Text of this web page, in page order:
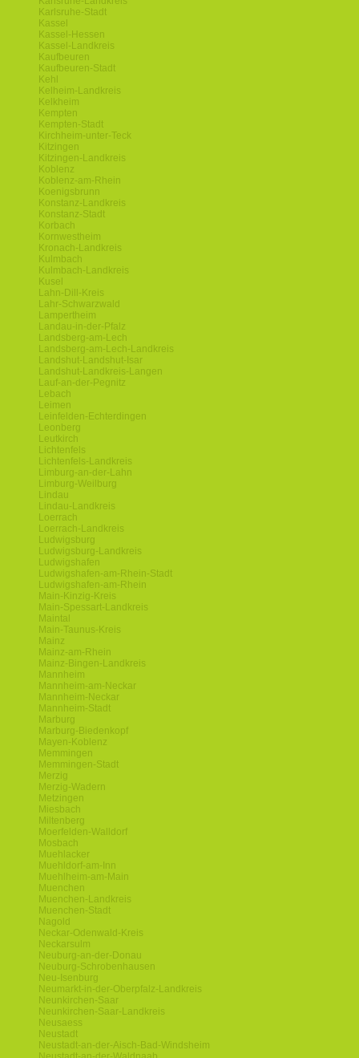
Karlsruhe-Stadt
Kassel
Kassel-Hessen
Kassel-Landkreis
Kaufbeuren
Kaufbeuren-Stadt
Kehl
Kelheim-Landkreis
Kelkheim
Kempten
Kempten-Stadt
Kirchheim-unter-Teck
Kitzingen
Kitzingen-Landkreis
Koblenz
Koblenz-am-Rhein
Koenigsbrunn
Konstanz-Landkreis
Konstanz-Stadt
Korbach
Kornwestheim
Kronach-Landkreis
Kulmbach
Kulmbach-Landkreis
Kusel
Lahn-Dill-Kreis
Lahr-Schwarzwald
Lampertheim
Landau-in-der-Pfalz
Landsberg-am-Lech
Landsberg-am-Lech-Landkreis
Landshut-Landshut-Isar
Landshut-Landkreis-Langen
Lauf-an-der-Pegnitz
Lebach
Leimen
Leinfelden-Echterdingen
Leonberg
Leutkirch
Lichtenfels
Lichtenfels-Landkreis
Limburg-an-der-Lahn
Limburg-Weilburg
Lindau
Lindau-Landkreis
Loerrach
Loerrach-Landkreis
Ludwigsburg
Ludwigsburg-Landkreis
Ludwigshafen
Ludwigshafen-am-Rhein-Stadt
Ludwigshafen-am-Rhein
Main-Kinzig-Kreis
Main-Spessart-Landkreis
Maintal
Main-Taunus-Kreis
Mainz
Mainz-am-Rhein
Mainz-Bingen-Landkreis
Mannheim
Mannheim-am-Neckar
Mannheim-Neckar
Mannheim-Stadt
Marburg
Marburg-Biedenkopf
Mayen-Koblenz
Memmingen
Memmingen-Stadt
Merzig
Merzig-Wadern
Metzingen
Miesbach
Miltenberg
Moerfelden-Walldorf
Mosbach
Muehlacker
Muehldorf-am-Inn
Muehlheim-am-Main
Muenchen
Muenchen-Landkreis
Muenchen-Stadt
Nagold
Neckar-Odenwald-Kreis
Neckarsulm
Neuburg-an-der-Donau
Neuburg-Schrobenhausen
Neu-Isenburg
Neumarkt-in-der-Oberpfalz-Landkreis
Neunkirchen-Saar
Neunkirchen-Saar-Landkreis
Neusaess
Neustadt
Neustadt-an-der-Aisch-Bad-Windsheim